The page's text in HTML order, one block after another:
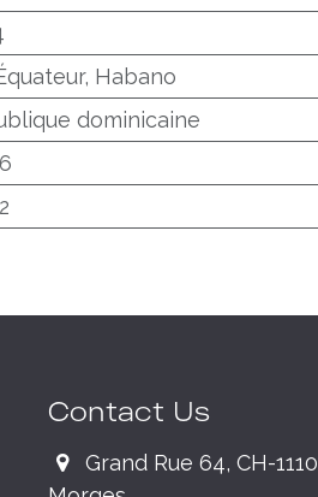
Habano
dominicaine
Contact Us
Grand Rue 64, CH-1110